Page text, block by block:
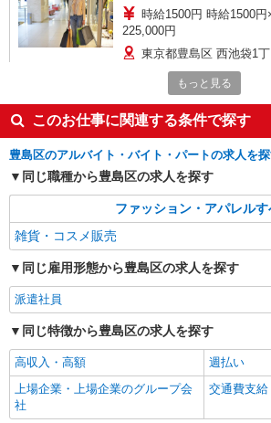
時給1500円 時給1500円×実働7.5時間×20日＝
225,000円
東京都豊島区 西池袋1
株式会社シーエーセールススタッフ/
雑貨販売
時給1500円 月給例：時給1,450円の場合 時給
1,450円×8時間×日＝
なります
キープ
株式会社シーエーセールススタッフ/tkGS40880y
時給1600円〜1650円
もっと見る
このお仕事に関連する条件で探す
豊島区のアルバイト・バイト・パートの求人を
同じ職種から豊島区の求人を探す
ファッション・アパレルす
雑貨・コスメ販売
同じ雇用形態から豊島区の求人を探す
派遣社員
同じ特徴から豊島区の求人を探す
高収入・高額
週払い
上場企業・上場企業のグループ会
社
交通費支給